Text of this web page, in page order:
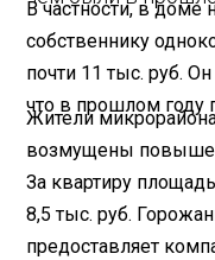
В частности, в
собственнику
почти 11 тыс. руб.
что в прошлом году
Жители
возмущены
За квартиру
8,5 тыс. руб.
предоставляет